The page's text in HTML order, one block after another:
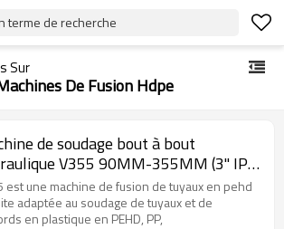
terme de recherche
Sur
De Fusion Hdpe
de soudage bout à bout
V355 90MM-355MM (3" IPS
IPS)
est une machine de fusion de tuyaux en pehd
adaptée au soudage de tuyaux et de
en plastique en PEHD, PP,